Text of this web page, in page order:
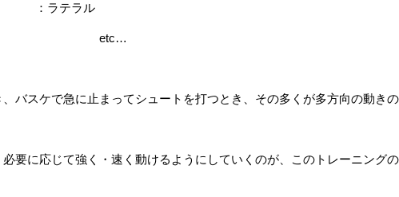
） ：ラテラル
バスケで急に止まってシュートを打つとき、その多くが多方向の動き
要に応じて強く・速く動けるようにしていくのが、このトレーニング